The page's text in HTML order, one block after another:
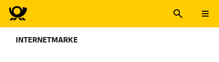
INTERNETMARKE